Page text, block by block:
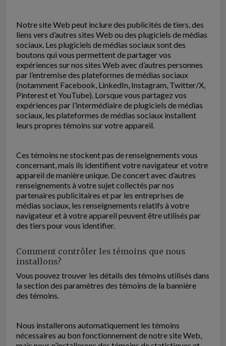
Notre site Web peut inclure des publicités de tiers, des
liens vers d’autres sites Web ou des plugiciels de médias
sociaux. Les plugiciels de médias sociaux sont des
boutons qui vous permettent de partager vos
expériences sur nos sites Web avec d’autres personnes
par l’entremise des plateformes de médias sociaux
(notamment Facebook, LinkedIn, Instagram, Twitter/X,
Pinterest et YouTube). Lorsque vous partagez vos
expériences par l’intermédiaire de plugiciels de médias
sociaux, les plateformes de médias sociaux installent
leurs propres témoins sur votre appareil.
Ces témoins ne stockent pas de renseignements vous
concernant, mais ils identifient votre navigateur et votre
appareil de manière unique. De concert avec d’autres
renseignements à votre sujet collectés par nos
partenaires publicitaires et par les entreprises de
médias sociaux, les renseignements relatifs à votre
navigateur et à votre appareil peuvent être utilisés par
des tiers pour vous identifier.
Comment contrôler les témoins que nous
installons?
Vous pouvez trouver les détails des témoins utilisés dans
la section des paramètres des témoins de la bannière
des témoins.
Nous installerons automatiquement les témoins
nécessaires au bon fonctionnement de notre site Web,